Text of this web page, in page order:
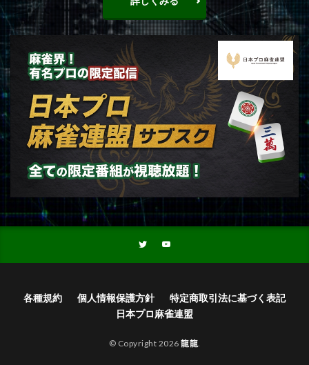
各種規約 個人情報保護方針
特定商取引法に基づく表記
日本プロ麻雀連盟
© Copyright 2026 龍龍.